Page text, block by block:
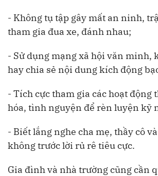
- Không tụ tập gây mất an ninh,
tham gia đua xe, đánh nhau;
- Sử dụng mạng xã hội văn minh,
hay chia sẻ nội dung kích động
- Tích cực tham gia các hoạt động
hóa, tình nguyện để rèn luyện kỹ
- Biết lắng nghe cha mẹ, thầy cô
không trước lời rủ rê tiêu cực.
Gia đình và nhà trường cũng cần